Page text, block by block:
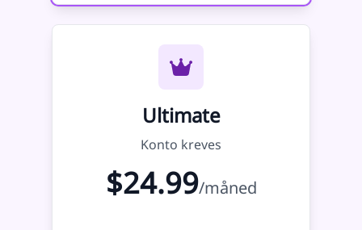
Ultimate
Konto kreves
$24.99/måned